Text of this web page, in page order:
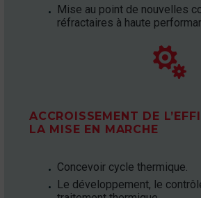
Mise au point de nouvelles
réfractaires à haute


ACCROISSEMENT DE
LA MISE EN MARCHE
Concevoir cycle thermique.
Le développement, le